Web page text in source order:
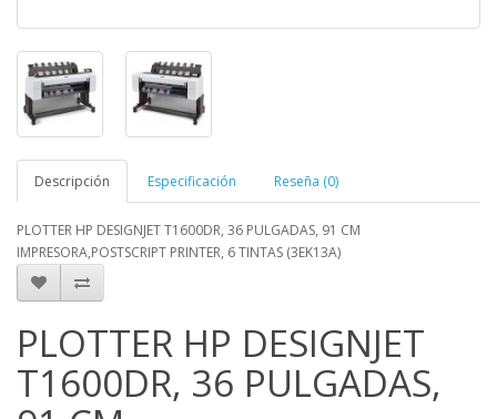
Descripción Especificación Reseña (0)
PLOTTER HP DESIGNJET T1600DR, 36 PULGADAS, 91 CM
IMPRESORA,POSTSCRIPT PRINTER, 6 TINTAS (3EK13A)
PLOTTER HP DESIGNJET
T1600DR, 36 PULGADAS,